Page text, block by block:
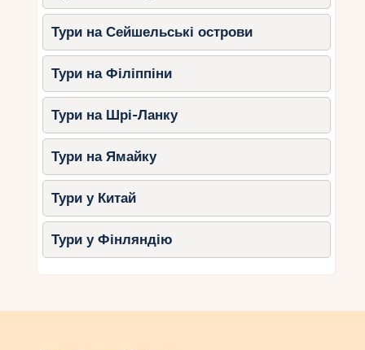
Тури на Сейшельські острови
Тури на Філіппіни
Тури на Шрі-Ланку
Тури на Ямайку
Тури у Китай
Тури у Фінляндію